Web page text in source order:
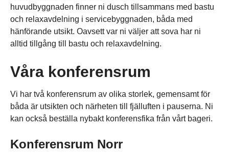
huvudbyggnaden finner ni dusch tillsammans med bastu
och relaxavdelning i servicebyggnaden, båda med
hänförande utsikt. Oavsett var ni väljer att sova har ni
alltid tillgång till bastu och relaxavdelning.
Våra konferensrum
Vi har två konferensrum av olika storlek, gemensamt för
båda är utsikten och närheten till fjälluften i pauserna. Ni
kan också beställa nybakt konferensfika från vårt bageri.
Konferensrum Norr